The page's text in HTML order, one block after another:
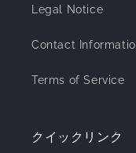
Legal Notice
Contact
Terms of Service
クイックリンク